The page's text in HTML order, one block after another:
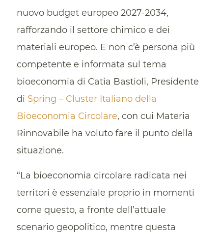
nuovo budget europeo 2027-2034,
rafforzando il settore chimico e dei
materiali europeo. E non c’è persona più
competente e informata sul tema
bioeconomia di Catia Bastioli, Presidente
di Spring – Cluster Italiano della
Bioeconomia Circolare, con cui Materia
Rinnovabile ha voluto fare il punto della
situazione.
“La bioeconomia circolare radicata nei
territori è essenziale proprio in momenti
come questo, a fronte dell’attuale
scenario geopolitico, mentre questa